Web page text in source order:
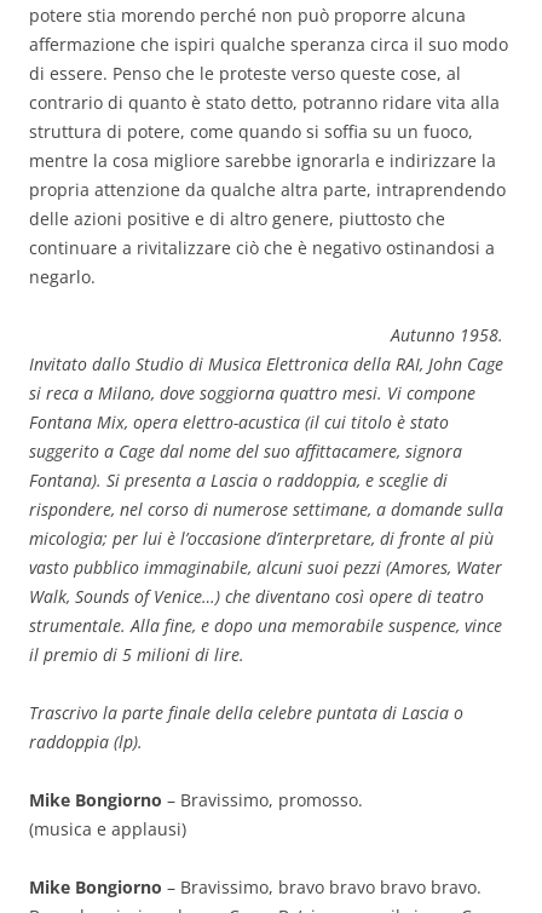
potere stia morendo perché non può proporre alcuna
affermazione che ispiri qualche speranza circa il suo modo
di essere. Penso che le proteste verso queste cose, al
contrario di quanto è stato detto, potranno ridare vita alla
struttura di potere, come quando si soffia su un fuoco,
mentre la cosa migliore sarebbe ignorarla e indirizzare la
propria attenzione da qualche altra parte, intraprendendo
delle azioni positive e di altro genere, piuttosto che
continuare a rivitalizzare ciò che è negativo ostinandosi a
negarlo.
Autunno 1958.
Invitato dallo Studio di Musica Elettronica della RAI, John Cage
si reca a Milano, dove soggiorna quattro mesi. Vi compone
Fontana Mix, opera elettro-acustica (il cui titolo è stato
suggerito a Cage dal nome del suo affittacamere, signora
Fontana). Si presenta a Lascia o raddoppia, e sceglie di
rispondere, nel corso di numerose settimane, a domande sulla
micologia; per lui è l’occasione d’interpretare, di fronte al più
vasto pubblico immaginabile, alcuni suoi pezzi (Amores, Water
Walk, Sounds of Venice…) che diventano così opere di teatro
strumentale. Alla fine, e dopo una memorabile suspence, vince
il premio di 5 milioni di lire.
Trascrivo la parte finale della celebre puntata di Lascia o
raddoppia (lp).
Mike Bongiorno – Bravissimo, promosso.
(musica e applausi)
Mike Bongiorno – Bravissimo, bravo bravo bravo bravo.